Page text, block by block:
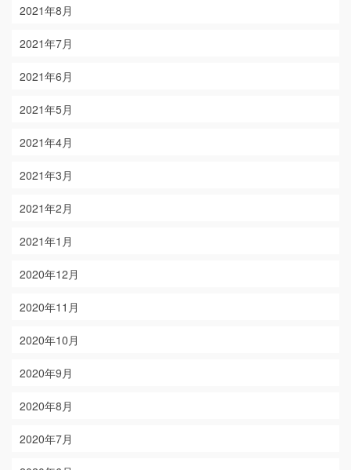
2021年8月
2021年7月
2021年6月
2021年5月
2021年4月
2021年3月
2021年2月
2021年1月
2020年12月
2020年11月
2020年10月
2020年9月
2020年8月
2020年7月